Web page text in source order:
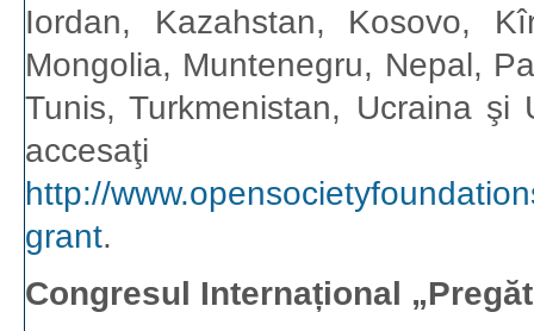
Iordan, Kazahstan, Kosovo,
Mongolia, Muntenegru, Nepal,
Tunis, Turkmenistan, Ucraina şi
accesaţi
http://
grant.
Congresul Internațional